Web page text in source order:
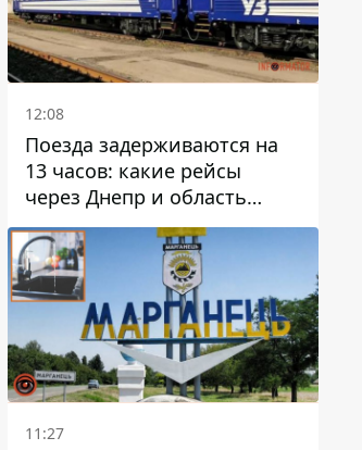
12:08
Поезда задерживаются на
13 часов: какие рейсы
через Днепр и область
выбились из графика
11:27